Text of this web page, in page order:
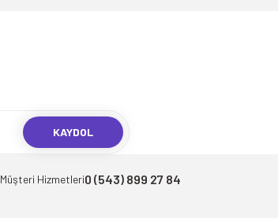
KAYDOL
Müşteri Hizmetleri0 (543) 899 27 84